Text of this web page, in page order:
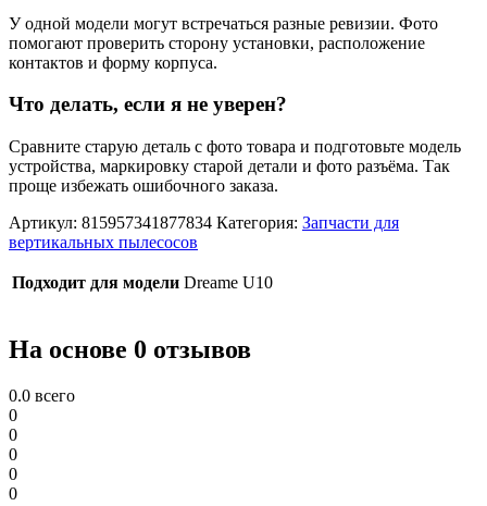
У одной модели могут встречаться разные ревизии. Фото
помогают проверить сторону установки, расположение
контактов и форму корпуса.
Что делать, если я не уверен?
Сравните старую деталь с фото товара и подготовьте модель
устройства, маркировку старой детали и фото разъёма. Так
проще избежать ошибочного заказа.
Артикул: 815957341877834 Категория: Запчасти для
вертикальных пылесосов
Подходит для модели Dreame U10
На основе 0 отзывов
0.0 всего
0
0
0
0
0